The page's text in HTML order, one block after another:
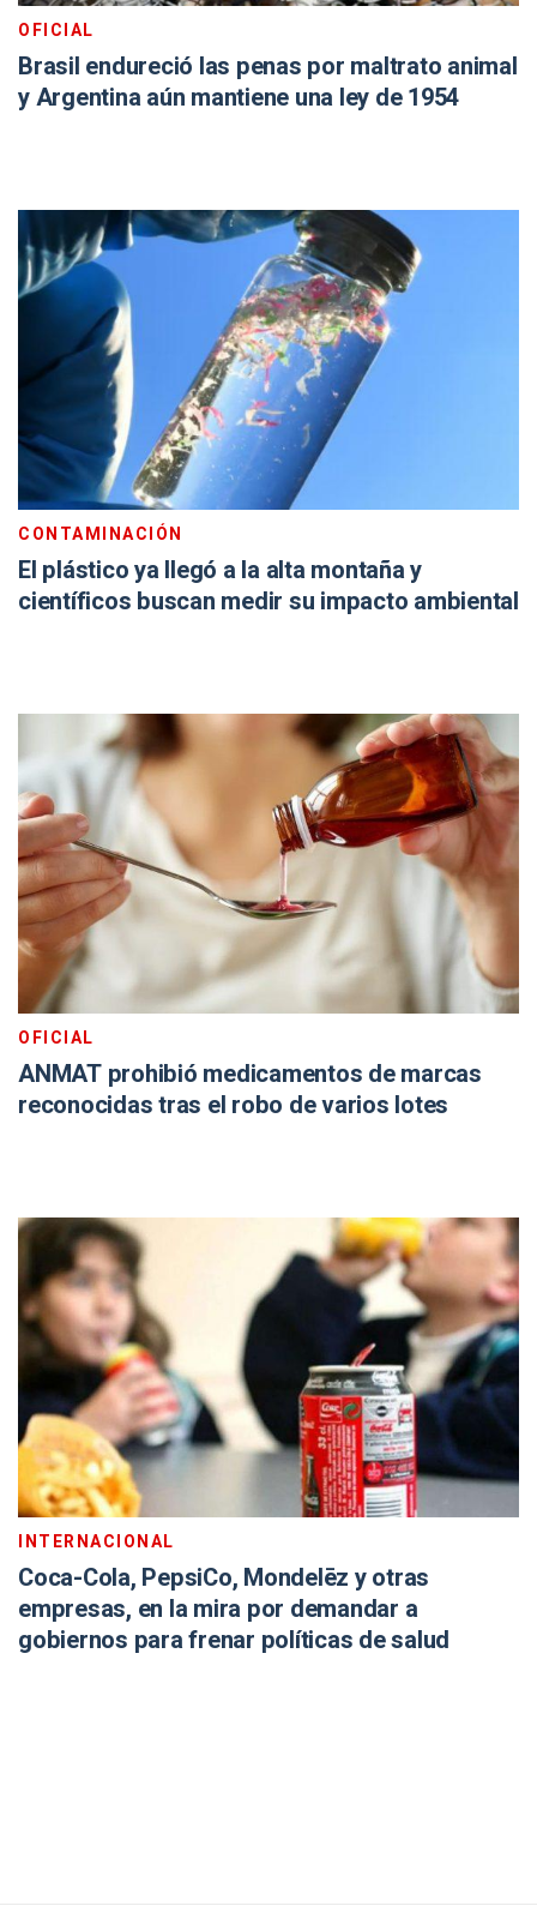
OFICIAL
Brasil endureció las penas por maltrato animal
y Argentina aún mantiene una ley de 1954
CONTAMINACIÓN
El plástico ya llegó a la alta montaña y
científicos buscan medir su impacto ambiental
OFICIAL
ANMAT prohibió medicamentos de marcas
reconocidas tras el robo de varios lotes
INTERNACIONAL
Coca-Cola, PepsiCo, Mondelēz y otras
empresas, en la mira por demandar a
gobiernos para frenar políticas de salud